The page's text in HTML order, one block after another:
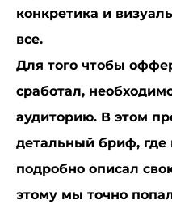
конкретика и
все.
Для того чтобы
сработал,
аудиторию. В этом
детальный бриф, где
подробно описал
этому мы точно